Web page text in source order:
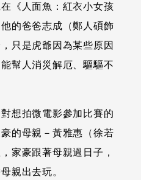
《人面魚：紅衣小女孩
的爸爸志成（鄭人碩飾
只是虎爺因為某些原因
幫人消災解厄、驅驅不
想拍微電影參加比賽的
的母親－黃雅惠（徐若
家豪跟著母親過日子，
親出去玩。